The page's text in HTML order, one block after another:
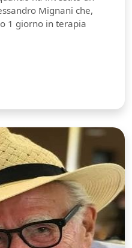
Mignani che,
1 giorno in terapia